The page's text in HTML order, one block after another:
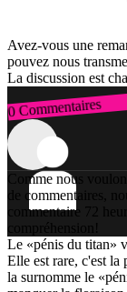
Avez-vous une
pouvez nous
La discussion est
0 Commentaires
Connexion
Comme nous
de commentaires,
commentaire 72
compréhension!
Le «pénis du titan»
Elle est rare, c'est la
la surnomme le